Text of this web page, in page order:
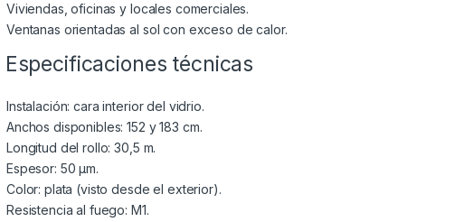
Viviendas, oficinas y locales comerciales.
Ventanas orientadas al sol con exceso de calor.
Especificaciones técnicas
Instalación: cara interior del vidrio.
Anchos disponibles: 152 y 183 cm.
Longitud del rollo: 30,5 m.
Espesor: 50 μm.
Color: plata (visto desde el exterior).
Resistencia al fuego: M1.